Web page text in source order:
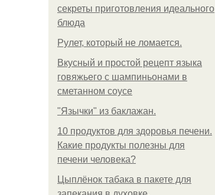
секреты приготовления идеального
блюда
Рулет, который не ломается.
Вкусный и простой рецепт языка
говяжьего с шампиньонами в
сметанном соусе
"Язычки" из баклажан.
10 продуктов для здоровья печени.
Какие продукты полезны для
печени человека?
Цыплёнок табака в пакете для